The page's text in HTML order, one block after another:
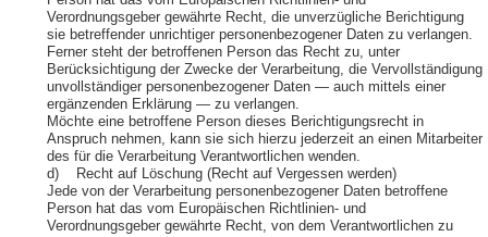
Verordnungsgeber gewährte Recht, die unverzügliche Berichtigung
sie betreffender unrichtiger personenbezogener Daten zu verlangen.
Ferner steht der betroffenen Person das Recht zu, unter
Berücksichtigung der Zwecke der Verarbeitung, die Vervollständigung
unvollständiger personenbezogener Daten — auch mittels einer
ergänzenden Erklärung — zu verlangen.
Möchte eine betroffene Person dieses Berichtigungsrecht in
Anspruch nehmen, kann sie sich hierzu jederzeit an einen Mitarbeiter
des für die Verarbeitung Verantwortlichen wenden.
d) Recht auf Löschung (Recht auf Vergessen werden)
Jede von der Verarbeitung personenbezogener Daten betroffene
Person hat das vom Europäischen Richtlinien- und
Verordnungsgeber gewährte Recht, von dem Verantwortlichen zu